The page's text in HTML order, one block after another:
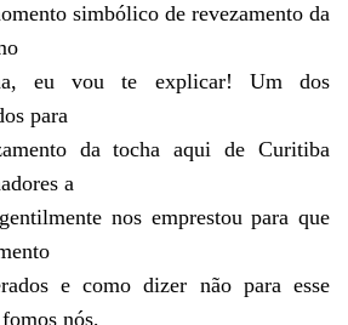
simbólico de revezamento da
eu vou te explicar! Um dos
para
da tocha aqui de Curitiba
a
nos emprestou para que
e como dizer não para esse
nós,